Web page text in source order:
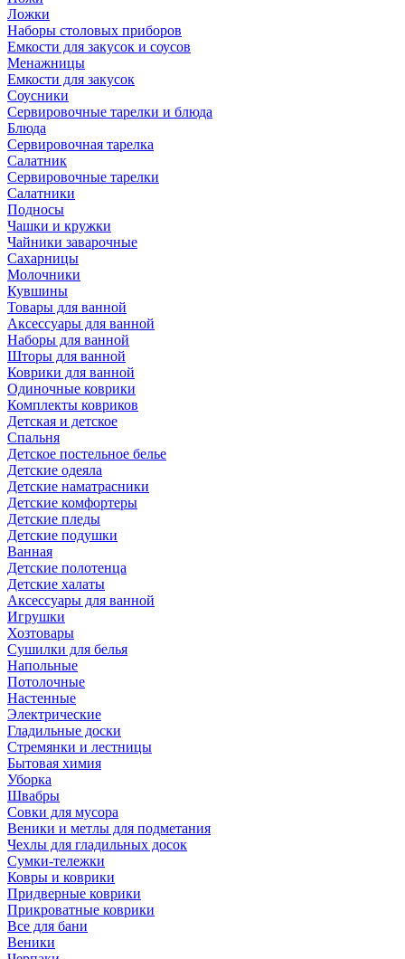
Ложки
Наборы столовых приборов
Емкости для закусок и соусов
Менажницы
Емкости для закусок
Соусники
Сервировочные тарелки и блюда
Блюда
Сервировочная тарелка
Салатник
Сервировочные тарелки
Салатники
Подносы
Чашки и кружки
Чайники заварочные
Сахарницы
Молочники
Кувшины
Товары для ванной
Аксессуары для ванной
Наборы для ванной
Шторы для ванной
Коврики для ванной
Одиночные коврики
Комплекты ковриков
Детская и детское
Спальня
Детское постельное белье
Детские одеяла
Детские наматрасники
Детские комфортеры
Детские пледы
Детские подушки
Ванная
Детские полотенца
Детские халаты
Аксессуары для ванной
Игрушки
Хозтовары
Сушилки для белья
Напольные
Потолочные
Настенные
Электрические
Гладильные доски
Стремянки и лестницы
Бытовая химия
Уборка
Швабры
Совки для мусора
Веники и метлы для подметания
Чехлы для гладильных досок
Сумки-тележки
Ковры и коврики
Придверные коврики
Прикроватные коврики
Все для бани
Веники